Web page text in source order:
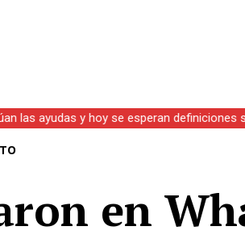
las ayudas y hoy se esperan definiciones
en